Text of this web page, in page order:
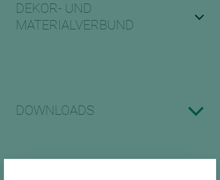
DEKOR- UND
MATERIALVERBUND
DOWNLOADS